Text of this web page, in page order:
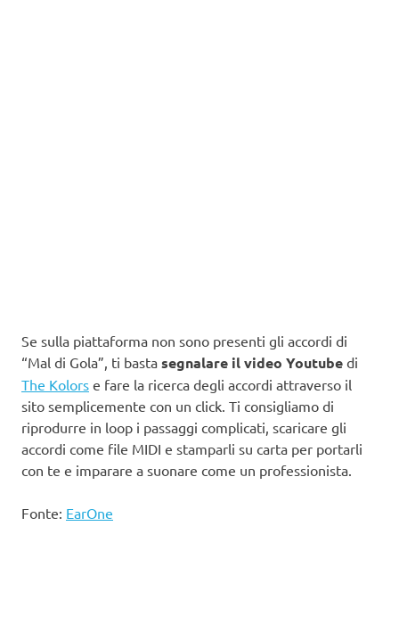
Se sulla piattaforma non sono presenti gli accordi di
“Mal di Gola”, ti basta segnalare il video Youtube di
The Kolors e fare la ricerca degli accordi attraverso il
sito semplicemente con un click. Ti consigliamo di
riprodurre in loop i passaggi complicati, scaricare gli
accordi come file MIDI e stamparli su carta per portarli
con te e imparare a suonare come un professionista.
Fonte: EarOne